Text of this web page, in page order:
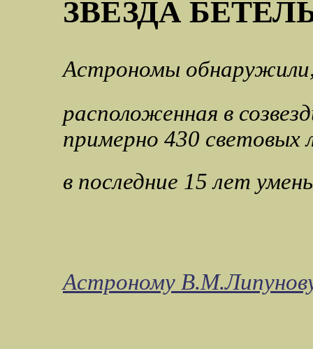
ЗВЕЗДА
Астрономы обнаружили,
расположенная в
примерно 430 световых
в последние 15 лет
Астроному